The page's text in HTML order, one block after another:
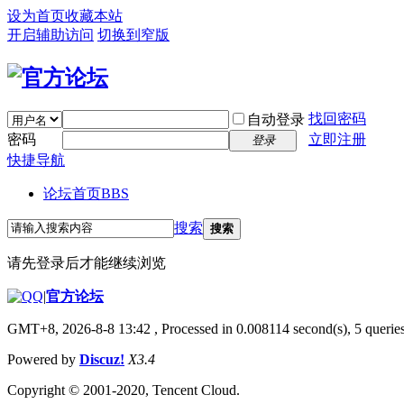
设为首页收藏本站
开启辅助访问 切换到窄版
自动登录 找回密码
密码
登录
立即注册
快捷导航
论坛首页BBS
搜索 搜索
请先登录后才能继续浏览
|官方论坛
GMT+8, 2026-8-8 13:42 , Processed in 0.008114 second(s), 5
Powered by Discuz! X3.4
Copyright © 2001-2020, Tencent Cloud.